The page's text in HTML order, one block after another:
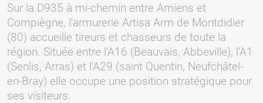
Sur la D935 à mi-chemin entre Amiens et
Compiègne, l'armurerie Artisa Arm de Montdidier
(80) accueille tireurs et chasseurs de toute la
région. Située entre l'A16 (Beauvais, Abbeville), l'A1
(Senlis, Arras) et l'A29 (saint Quentin, Neufchâtel-
en-Bray) elle occupe une position stratégique pour
ses visiteurs.